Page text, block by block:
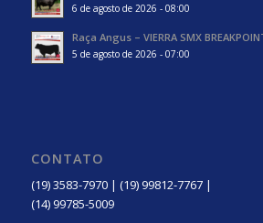
6 de agosto de 2026 - 08:00
Raça Angus – VIERRA SMX
5 de agosto de 2026 - 07:00
CONTATO
(19) 3583-7970 | (19) 99812-7767 |
(14) 99785-5009